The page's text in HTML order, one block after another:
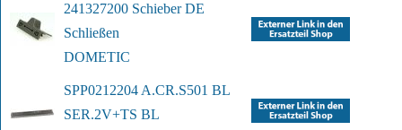
241327200 Schieber DE
Schließen
DOMETIC
SPP0212204 A.CR.S501 BL
SER.2V+TS BL